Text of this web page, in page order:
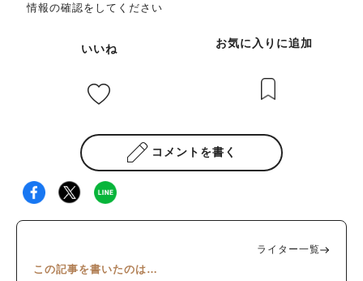
情報の確認をしてください
いいね お気に入りに追加
コメントを書く
ライター一覧
この記事を書いたのは…